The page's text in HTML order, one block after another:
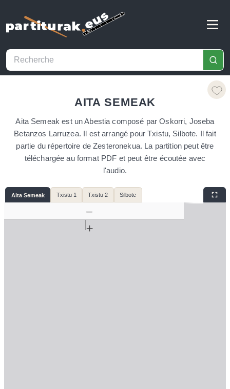
AITA SEMEAK
Aita Semeak est un Abestia composé par Oskorri, Joseba
Betanzos Larruzea. Il est arrangé pour Txistu, Silbote. Il fait
partie du répertoire de Zesteronekua. La partition peut être
téléchargée au format PDF et peut être écoutée avec
l'audio.
Aita Semeak Txistu 1 Txistu 2 Silbote